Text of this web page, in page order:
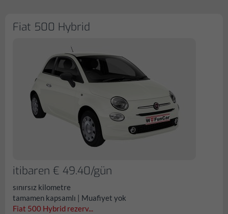
Fiat 500 Hybrid
itibaren € 49.40/gün
sınırsız kilometre
tamamen kapsamlı | Muafiyet yok
Fiat 500 Hybrid rezerv...